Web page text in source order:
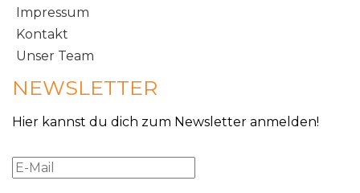
Impressum
Kontakt
Unser Team
NEWSLETTER
Hier kannst du dich zum Newsletter anmelden!